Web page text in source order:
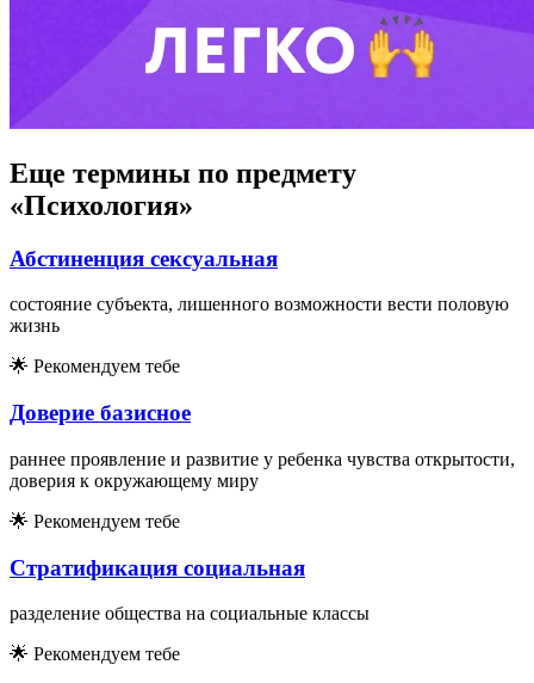
Еще термины по предмету
«Психология»
Абстиненция сексуальная
состояние субъекта, лишенного возможности вести половую
жизнь
🌟 Рекомендуем тебе
Доверие базисное
раннее проявление и развитие у ребенка чувства открытости,
доверия к окружающему миру
🌟 Рекомендуем тебе
Стратификация социальная
разделение общества на социальные классы
🌟 Рекомендуем тебе